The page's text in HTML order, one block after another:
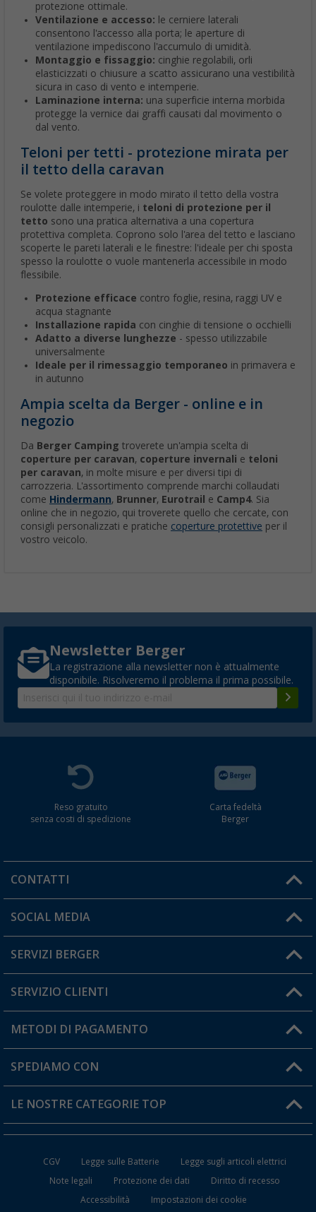
protezione ottimale.
Ventilazione e accesso: le cerniere laterali
consentono l'accesso alla porta; le aperture di
ventilazione impediscono l'accumulo di umidità.
Montaggio e fissaggio: cinghie regolabili, orli
elasticizzati o chiusure a scatto assicurano una vestibilità
sicura in caso di vento e intemperie.
Laminazione interna: una superficie interna morbida
protegge la vernice dai graffi causati dal movimento o
dal vento.
Teloni per tetti - protezione mirata per
il tetto della caravan
Se volete proteggere in modo mirato il tetto della vostra
roulotte dalle intemperie, i teloni di protezione per il
tetto sono una pratica alternativa a una copertura
protettiva completa. Coprono solo l'area del tetto e lasciano
scoperte le pareti laterali e le finestre: l'ideale per chi sposta
spesso la roulotte o vuole mantenerla accessibile in modo
flessibile.
Protezione efficace contro foglie, resina, raggi UV e
acqua stagnante
Installazione rapida con cinghie di tensione o occhielli
Adatto a diverse lunghezze - spesso utilizzabile
universalmente
Ideale per il rimessaggio temporaneo in primavera e
in autunno
Ampia scelta da Berger - online e in
negozio
Da Berger Camping troverete un'ampia scelta di
coperture per caravan, coperture invernali e teloni
per caravan, in molte misure e per diversi tipi di
carrozzeria. L'assortimento comprende marchi collaudati
come Hindermann, Brunner, Eurotrail e Camp4. Sia
online che in negozio, qui troverete quello che cercate, con
consigli personalizzati e pratiche coperture protettive per il
vostro veicolo.
Newsletter Berger
La registrazione alla newsletter non è attualmente
disponibile. Risolveremo il problema il prima possibile.
Reso gratuito
senza costi di spedizione
Carta fedeltà
Berger
CONTATTI
Orari di apertura del servizio:
Hai una domanda?
SOCIAL MEDIA
SERVIZI BERGER
Diventare rivenditori
Il mio Account
Carta fedeltà Berger
SERVIZIO CLIENTI
Informazioni sulla spedizione
Resi
FAQ e Contatti
METODI DI PAGAMENTO
SPEDIAMO CON
LE NOSTRE CATEGORIE TOP
Mobili per il Campeggio
CGV Legge sulle Batterie
Legge sugli articoli elettrici
Note legali
Protezione dei dati
Diritto di recesso
Accessibilità
Impostazioni dei cookie